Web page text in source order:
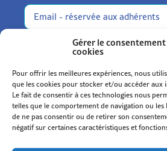
Gérer le
cookies
Pour offrir les meilleures expériences, nous
que les cookies pour stocker et/ou accéder aux
Le fait de consentir à ces technologies nous
telles que le comportement de navigation ou les
de ne pas consentir ou de retirer son
négatif sur certaines caractéristiques et
Réservée
aux
adhérents
M'inscrire
Alternative:
Statuts et